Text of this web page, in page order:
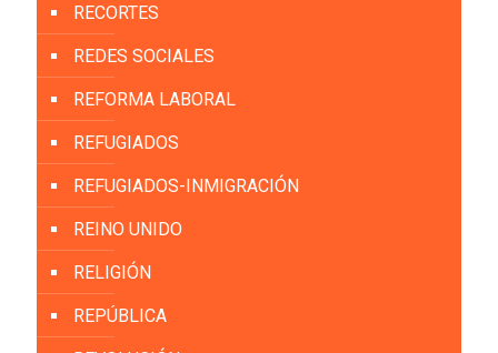
RECORTES
REDES SOCIALES
REFORMA LABORAL
REFUGIADOS
REFUGIADOS-INMIGRACIÓN
REINO UNIDO
RELIGIÓN
REPÚBLICA